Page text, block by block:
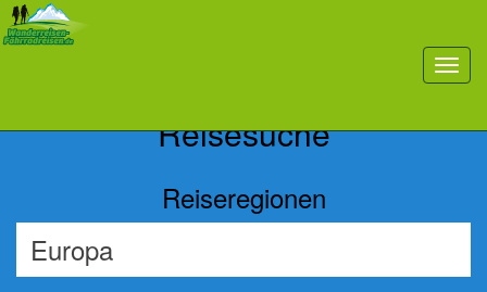
toggle
Reisesuche
Reiseregionen